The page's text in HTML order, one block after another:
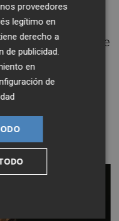
somos aquí tan
de que
y las redes lo que
Y una se
dónde puede
más
valores, cero
proveedores
legítimo en
derecho a
de publicidad
en
de